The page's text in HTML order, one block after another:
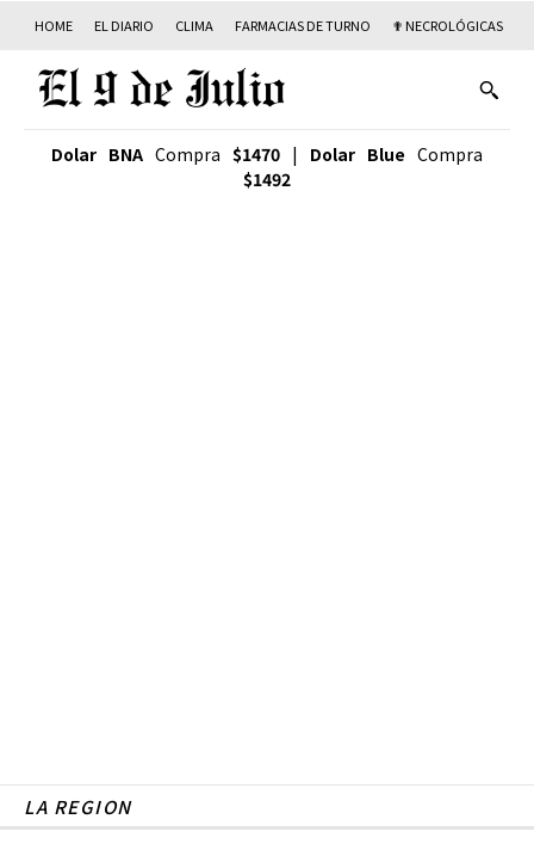
HOME EL DIARIO CLIMA FARMACIAS DE TURNO ✟ NECROLÓGICAS
Dolar BNA Compra $1470 | Dolar Blue Compra
$1492
LA REGION